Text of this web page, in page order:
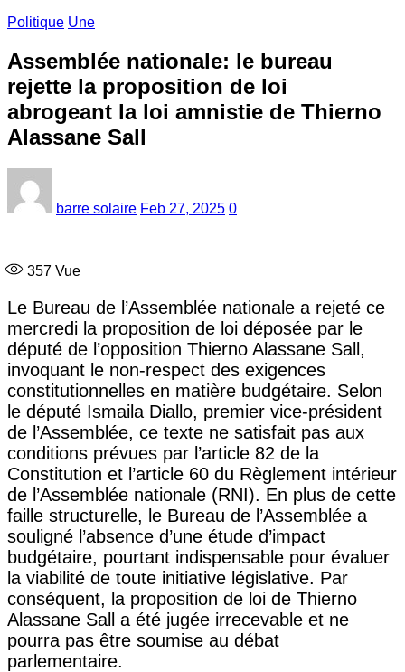
Politique Une
Assemblée nationale: le bureau
rejette la proposition de loi
abrogeant la loi amnistie de Thierno
Alassane Sall
barre solaire Feb 27, 2025 0
357 Vue
Le Bureau de l’Assemblée nationale a rejeté ce
mercredi la proposition de loi déposée par le
député de l’opposition Thierno Alassane Sall,
invoquant le non-respect des exigences
constitutionnelles en matière budgétaire. Selon
le député Ismaila Diallo, premier vice-président
de l’Assemblée, ce texte ne satisfait pas aux
conditions prévues par l’article 82 de la
Constitution et l’article 60 du Règlement intérieur
de l’Assemblée nationale (RNI). En plus de cette
faille structurelle, le Bureau de l’Assemblée a
souligné l’absence d’une étude d’impact
budgétaire, pourtant indispensable pour évaluer
la viabilité de toute initiative législative. Par
conséquent, la proposition de loi de Thierno
Alassane Sall a été jugée irrecevable et ne
pourra pas être soumise au débat
parlementaire.